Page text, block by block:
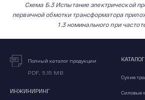
Схема Б.3 Испытание электрической
первичной обмотки трансформатора
1.3 номинального при
Полный каталог продукции
PDF, 5,15 MB
ИНЖИНИРИНГ
Сухие
Силовые